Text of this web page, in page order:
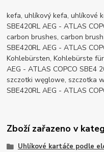
kefa, uhlíkový kefa, uhlíkové
SBE420RL AEG - ATLAS
carbon brushes, carbon
SBE420RL AEG - ATLAS
Kohlebürsten, Kohlebürste
AEG - ATLAS COPCO SBE4
szczotki węglowe, szczotka
SBE420RL AEG - ATLAS
Zboží zařazeno v
Uhlíkové kartáče podle